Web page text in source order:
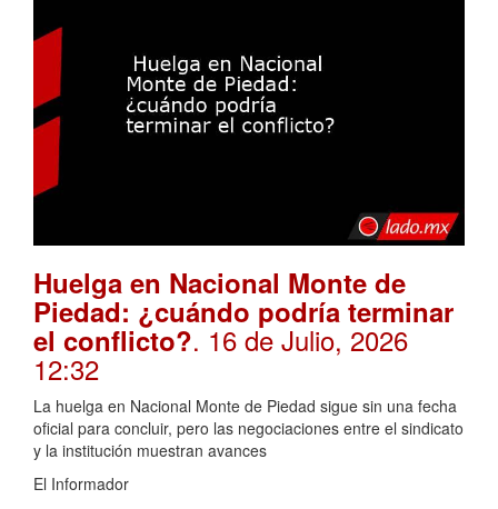
Huelga en Nacional Monte de
Piedad: ¿cuándo podría terminar
el conflicto?. 16 de Julio, 2026
12:32
La huelga en Nacional Monte de Piedad sigue sin una fecha
oficial para concluir, pero las negociaciones entre el sindicato
y la institución muestran avances
El Informador